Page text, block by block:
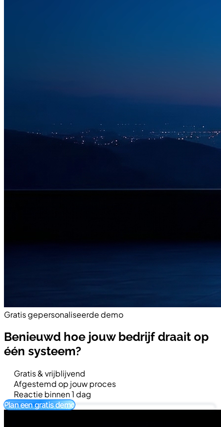
Gratis gepersonaliseerde demo
Benieuwd hoe jouw bedrijf draait op
één systeem?
Gratis & vrijblijvend
Afgestemd op jouw proces
Reactie binnen 1 dag
Plan een gratis demo